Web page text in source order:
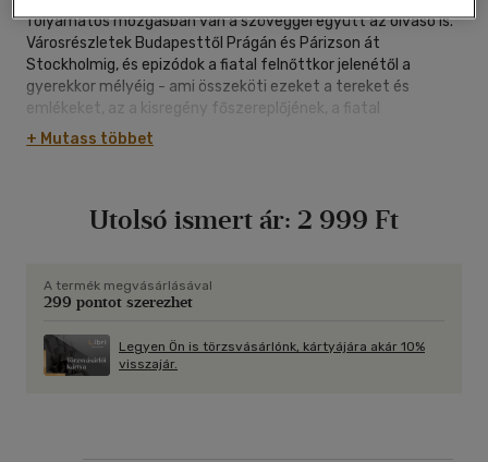
folyamatos mozgásban van a szöveggel együtt az olvasó is.
Városrészletek Budapesttől Prágán és Párizson át
Stockholmig, és epizódok a fiatal felnőttkor jelenétől a
gyerekkor mélyéig - ami összeköti ezeket a tereket és
emlékeket, az a kisregény főszereplőjének, a fiatal
filmkritikusnőnek a tudata és nézőpontja. A vele kapcsolatba
kerülő férfiak és a gyerekkorban elvesztett apa eleven hiánya
megkerülhetetlen pont a fiatal magyar próza térképén.
+ Mutass többet
Utolsó ismert ár: 2 999 Ft
A termék megvásárlásával
299 pontot szerezhet
Legyen Ön is törzsvásárlónk, kártyájára akár 10%
visszajár.